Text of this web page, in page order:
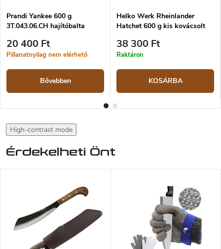
Prandi Yankee 600 g
3T.043.06.CH hajítóbalta
20 400 Ft
Pillanatnyilag nem elérhető
Bővebben
Helko Werk Rheinlander
Hatchet 600 g kis kovácsolt
38 300 Ft
Raktáron
KOSÁRBA
High-contrast mode
Érdekelheti Önt